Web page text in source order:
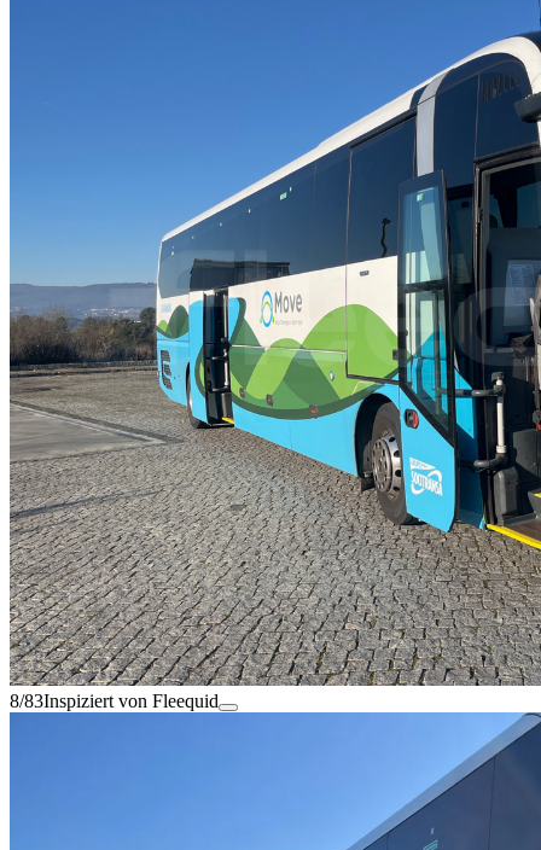
8/83Inspiziert von Fleequid